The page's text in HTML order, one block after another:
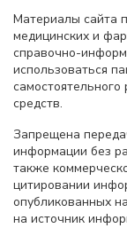
Материалы сайта
медицинских и
справочно-
использоваться
средств.
Запрещена
информации без
также
цитировании
опубликованных
на источник